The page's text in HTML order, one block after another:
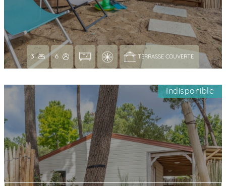
3 6 TERRASSE COUVERTE
Indisponible